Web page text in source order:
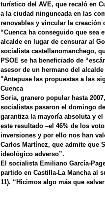
turístico del AVE, que recaló en
a la ciudad ninguneada en las
renovables y vincular la creación
“Cuenca ha conseguido que sea
alcalde en lugar de censurar al
socialista castellanomanchego,
PSOE se ha beneficiado de
asesor de un hermano del alcalde
"Antepuse las propuestas a las
Cuenca
Soria, granero popular hasta
socialistas pasaron el domingo
garantiza la mayoría absoluta y
este resultado –el 46% de los
inversiones y por ello nos han
Carlos Martínez, que admite que
ideológico adverso”.
El socialista Emiliano García-
partido en Castilla-La Mancha al
11). “Hicimos algo más que